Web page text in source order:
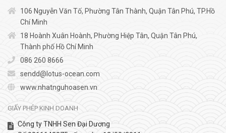
106 Nguyễn Văn Tố, Phường Tân Thành, Quận Tân Phú, TP.Hồ
Chí Minh
18 Hoành Xuân Hoành, Phường Hiệp Tân, Quận Tân Phú,
Thành phố Hồ Chí Minh
086 260 8666
sendd@lotus-ocean.com
www.nhatnguhoasen.vn
GIẤY PHÉP KINH DOANH
Công ty TNHH Sen Đại Dương